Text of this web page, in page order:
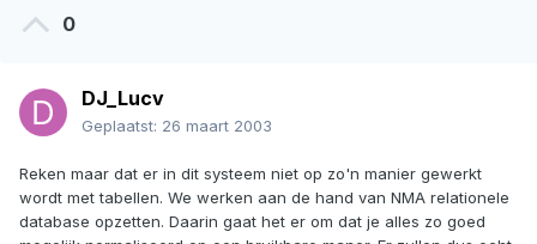
0
DJ_Lucv
Geplaatst: 26 maart 2003
Reken maar dat er in dit systeem niet op zo'n manier gewerkt
wordt met tabellen. We werken aan de hand van NMA relationele
database opzetten. Daarin gaat het er om dat je alles zo goed